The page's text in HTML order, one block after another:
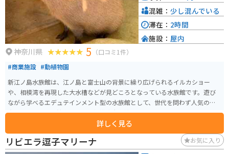
神奈川県 5 （口コミ1件）
#商業施設 #動植物園
新江ノ島水族館は、江ノ島と富士山の背景に繰り広げられるイルカショー
や、相模湾を再現した大水槽などが見どころとなっている水族館です。遊び
ながら学べるエデュテインメント型の水族館として、世代を問わず人気の観
光スポットです。館内には、「相模湾大水槽」や「クラゲファンタジーホー
ル」など魅力的なエリアが多数あります。 新江ノ島水族館は片瀬江ノ島駅か
ら徒歩3分とアクセスもしやすく、1954年にオープンし、幅広い世代から
「えのすい」と親しまれており、「世界初」や「日本初」の設備やショーも
詳しく見る
混雑： 少し混んでいる
滞在： 2時間
施設： 屋内
リビエラ逗子マリーナ お気に入り